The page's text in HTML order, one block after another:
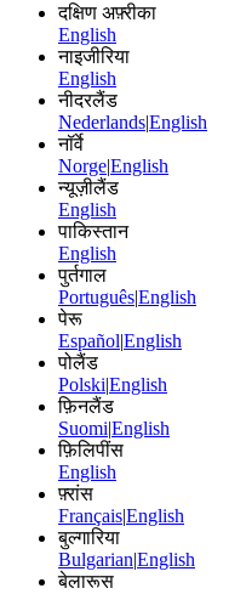
दक्षिण अफ़्रीका
English
नाइजीरिया
English
नीदरलैंड
Nederlands|English
नॉर्वे
Norge|English
न्यूज़ीलैंड
English
पाकिस्तान
English
पुर्तगाल
Português|English
पेरू
Español|English
पोलैंड
Polski|English
फ़िनलैंड
Suomi|English
फ़िलिपींस
English
फ़्रांस
Français|English
बुल्गारिया
Bulgarian|English
बेलारूस